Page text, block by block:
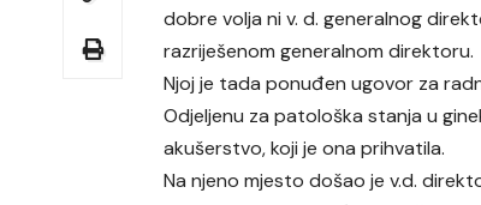
dobre volja ni v. d. generalnog
razriješenom generalnom direktoru.
Njoj je tada ponuđen ugovor za
Odjeljenu za patološka stanja u
akušerstvo, koji je ona prihvatila.
Na njeno mjesto došao je v.d.